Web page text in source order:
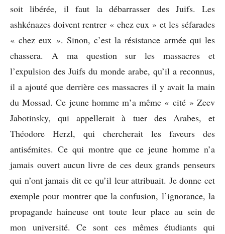
soit libérée, il faut la débarrasser des Juifs. Les
ashkénazes doivent rentrer « chez eux » et les séfarades
« chez eux ». Sinon, c’est la résistance armée qui les
chassera. A ma question sur les massacres et
l’expulsion des Juifs du monde arabe, qu’il a reconnus,
il a ajouté que derrière ces massacres il y avait la main
du Mossad. Ce jeune homme m’a même « cité » Zeev
Jabotinsky, qui appellerait à tuer des Arabes, et
Théodore Herzl, qui chercherait les faveurs des
antisémites. Ce qui montre que ce jeune homme n’a
jamais ouvert aucun livre de ces deux grands penseurs
qui n’ont jamais dit ce qu’il leur attribuait. Je donne cet
exemple pour montrer que la confusion, l’ignorance, la
propagande haineuse ont toute leur place au sein de
mon université. Ce sont ces mêmes étudiants qui